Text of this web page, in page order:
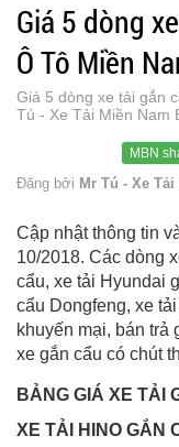
Giá 5 dòng
Ô Tô Miền
Giá 5 dòng xe tải gắn
Tú - Xe Tải Miền Nam
MBN
Đăng bởi Mr Tú - Xe Tải
Cập nhật thông tin
10/2018. Các dòng
cẩu, xe tải Hyundai
cẩu Dongfeng, xe
khuyến mại, bán trả
xe gắn cẩu có chút
BẢNG GIÁ XE TẢI
XE TẢI HINO GẮN